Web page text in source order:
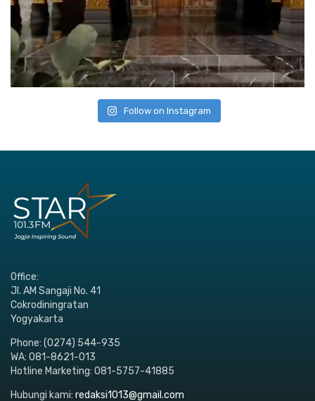
Follow on Instagram
Office:
Jl. AM Sangaji No. 41
Cokrodiningratan
Yogyakarta
Phone: (0274) 544-935
WA: 081-8621-013
Hotline Marketing: 081-5757-41885
Hubungi kami: redaksi1013@gmail.com